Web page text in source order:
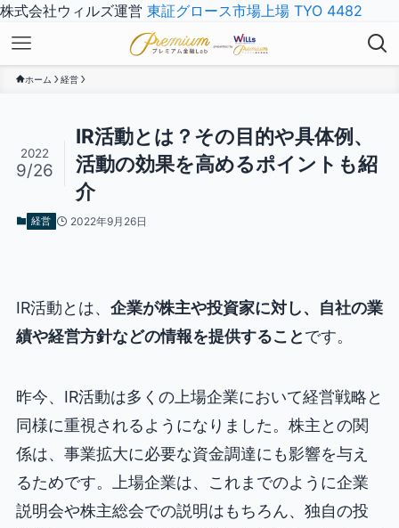
株式会社ウィルズ運営 東証グロース市場上場 TYO 4482
ホーム 経営
IR活動とは？その目的や具体例、
活動の効果を高めるポイントも紹
介
2022
9/26
経営 2022年9月26日
IR活動とは、 企業が株主や投資家に対し、自社の業
績や経営方針などの情報を提供することです。
昨今、IR活動は多くの上場企業において経営戦略と
同様に重視されるようになりました。株主との関
係は、事業拡大に必要な資金調達にも影響を与え
るためです。上場企業は、これまでのように企業
説明会や株主総会での説明はもちろん、独自の投